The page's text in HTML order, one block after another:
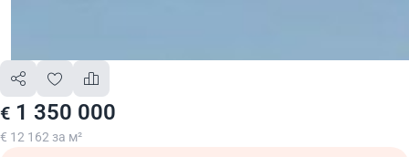
€ 1 350 000
€ 12 162 за м²